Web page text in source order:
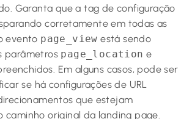
Garanta que a tag de configuração
corretamente em todas as
evento page_view está sendo
parâmetros page_location e
Em alguns casos, pode ser
se há configurações de URL
que estejam
caminho original da landing page.